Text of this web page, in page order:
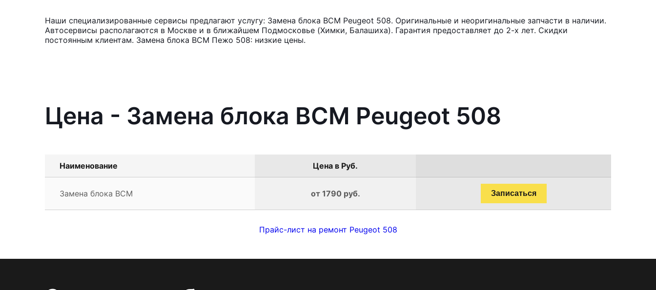
Наши специализированные сервисы предлагают услугу: Замена блока BCM Peugeot 508. Оригинальные и неоригинальные запчасти в наличии.
Автосервисы располагаются в Москве и в ближайшем Подмосковье (Химки, Балашиха). Гарантия предоставляет до 2-х лет. Скидки
постоянным клиентам. Замена блока BCM Пежо 508: низкие цены.
Цена - Замена блока BCM Peugeot 508
Наименование Цена в Руб.
Замена блока BCM от 1790 руб. Записаться
Прайс-лист на ремонт Peugeot 508